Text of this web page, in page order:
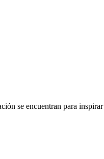
se encuentran para inspirar